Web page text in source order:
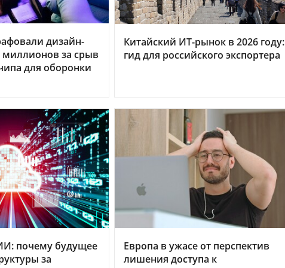
дизайн-
миллионов за срыв
для оборонки
Китайский ИТ-рынок в 2026 году:
гид для российского экспортера
почему будущее
за
Европа в ужасе от перспектив
лишения доступа к